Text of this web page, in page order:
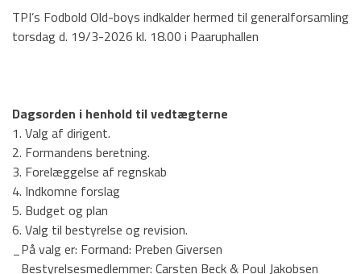
Håndbold
Motion/Løb
Tennis og Padel
Kontakt
TPI Nyt
TPI’s Fodbold Old-boys indkalder hermed til generalforsamling
torsdag d. 19/3-2026 kl. 18.00 i Paaruphallen
Dagsorden i henhold til vedtægterne
1. Valg af dirigent.
2. Formandens beretning.
3. Forelæggelse af regnskab
4. Indkomne forslag
5. Budget og plan
6. Valg til bestyrelse og revision.
_På valg er: Formand: Preben Giversen
_Bestyrelsesmedlemmer: Carsten Beck & Poul Jakobsen